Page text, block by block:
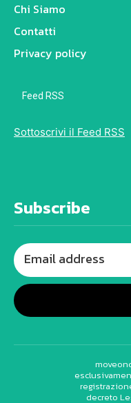
Chi Siamo
Contatti
Privacy policy
Feed RSS
Sottoscrivi il Feed RSS
Subscribe
decreto